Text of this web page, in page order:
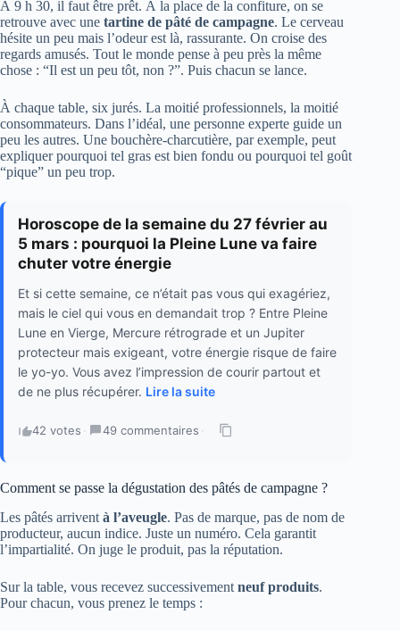
À 9 h 30, il faut être prêt. À la place de la confiture, on se
retrouve avec une tartine de pâté de campagne. Le cerveau
hésite un peu mais l’odeur est là, rassurante. On croise des
regards amusés. Tout le monde pense à peu près la même
chose : “Il est un peu tôt, non ?”. Puis chacun se lance.
À chaque table, six jurés. La moitié professionnels, la moitié
consommateurs. Dans l’idéal, une personne experte guide un
peu les autres. Une bouchère-charcutière, par exemple, peut
expliquer pourquoi tel gras est bien fondu ou pourquoi tel goût
“pique” un peu trop.
Horoscope de la semaine du 27 février au
5 mars : pourquoi la Pleine Lune va faire
chuter votre énergie
Et si cette semaine, ce n’était pas vous qui exagériez,
mais le ciel qui vous en demandait trop ? Entre Pleine
Lune en Vierge, Mercure rétrograde et un Jupiter
protecteur mais exigeant, votre énergie risque de faire
le yo-yo. Vous avez l’impression de courir partout et
de ne plus récupérer. Lire la suite
42 votes · 49 commentaires ·
Comment se passe la dégustation des pâtés de campagne ?
Les pâtés arrivent à l’aveugle. Pas de marque, pas de nom de
producteur, aucun indice. Juste un numéro. Cela garantit
l’impartialité. On juge le produit, pas la réputation.
Sur la table, vous recevez successivement neuf produits.
Pour chacun, vous prenez le temps :